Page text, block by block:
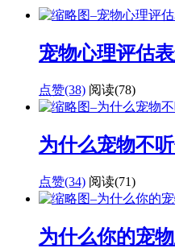
宠物心理评估
点赞(38) 阅读(78)
为什么宠物不
点赞(34) 阅读(71)
为什么你的宠